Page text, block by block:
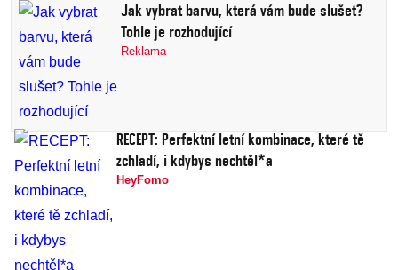
Jak vybrat barvu, která vám bude slušet?
Tohle je rozhodující
Reklama
RECEPT: Perfektní letní kombinace, které tě
zchladí, i kdybys nechtěl*a
HeyFomo